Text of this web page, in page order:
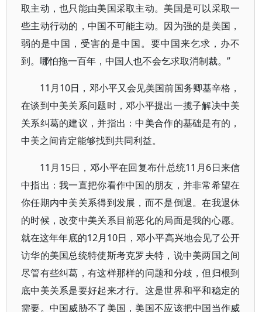
取主动，也只能由美国采取主动。美国是可以采取一
些主动行动的，中国不可能主动。因为强的是美国，
弱的是中国，受害的是中国。要中国来乞求，办不
到。哪怕拖一百年，中国人也不会乞求取消制裁。”
11月10日，邓小平又会见美国前国务卿基辛格，
在谈到中美关系问题时，邓小平提出一揽子解决中美
关系纠葛的建议，并指出：中美合作的基础是有的，
中美之间肯定能够找到共同利益。
11月15日，邓小平在回复布什总统11月6日来信
中指出：我一直把你看作中国的朋友，并非常希望在
你任期内中美关系得到发展，而不是倒退。在我退休
的时候，改变中美关系目前恶化的局面是我的心愿。
就在这年年底的12月10日，邓小平高兴地会见了公开
访华的美国总统特使斯考克罗夫特，说中美两国之间
尽管有些纠葛，有这样那样的问题和分歧，但归根到
底中美关系是要好起来才行。这是世界和平和稳定的
需要。中国威胁不了美国，美国不应该把中国当作威